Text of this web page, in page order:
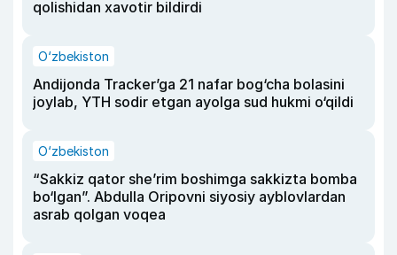
qolishidan xavotir bildirdi
O‘zbekiston
Andijonda Tracker’ga 21 nafar bog‘cha bolasini
joylab, YTH sodir etgan ayolga sud hukmi o‘qildi
O‘zbekiston
“Sakkiz qator she’rim boshimga sakkizta bomba
bo‘lgan”. Abdulla Oripovni siyosiy ayblovlardan
asrab qolgan voqea